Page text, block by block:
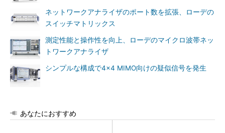
ネットワークアナライザのポート数を拡張、ローデの
スイッチマトリックス
測定性能と操作性を向上、ローデのマイクロ波帯ネッ
トワークアナライザ
シンプルな構成で4×4 MIMO向けの疑似信号を発生
あなたにおすすめ